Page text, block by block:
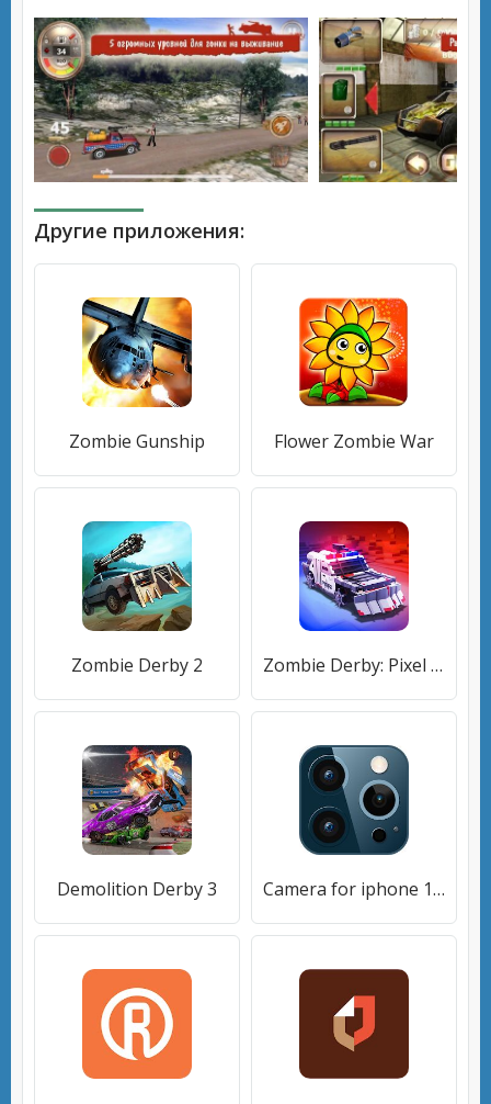
Другие приложения:
Zombie Gunship Flower Zombie War
Zombie Derby 2 Zombie Derby: Pixel Survival
Demolition Derby 3 Camera for iphone 12 pro - iOS 14 camera effect